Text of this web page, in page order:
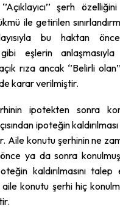
şerh
ile getirilen
bu haktan
eşlerin
rıza ancak ‘’Belirli
karar verilmiştir.
ipotekten sonra
ipoteğin
Aile konutu şerhinin ne
ya da sonra
kaldırılmasını
konutu şerhi hiç